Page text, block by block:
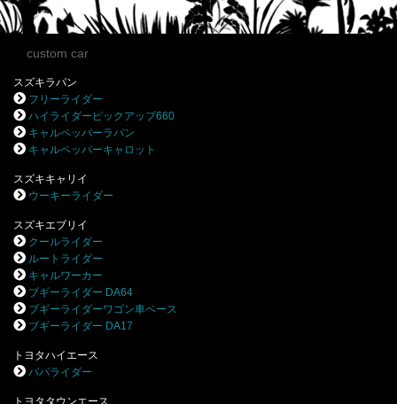
custom car
スズキラパン
フリーライダー
ハイライダーピックアップ660
キャルペッパーラパン
キャルペッパーキャロット
スズキキャリイ
ウーキーライダー
スズキエブリイ
クールライダー
ルートライダー
キャルワーカー
ブギーライダー DA64
ブギーライダーワゴン車ベース
ブギーライダー DA17
トヨタハイエース
パパライダー
トヨタタウンエース